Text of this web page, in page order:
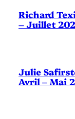
Richard
– Juillet
Julie
Avril – Mai